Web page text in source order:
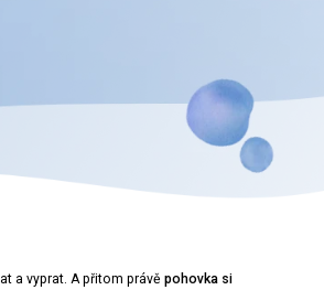
a vyprat. A přitom právě pohovka si